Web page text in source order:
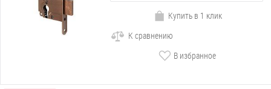
Купить в 1 клик
К сравнению
В избранное